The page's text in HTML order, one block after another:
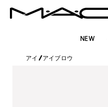
NEW
アイ /アイブロウ